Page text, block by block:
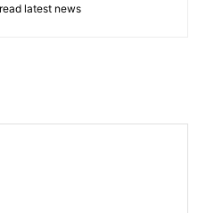
latest news